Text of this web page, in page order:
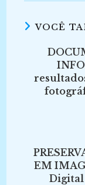
VOCÊ
EM
Digital